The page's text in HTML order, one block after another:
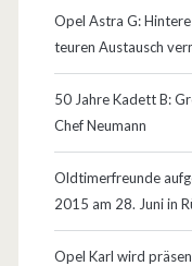
Opel Astra G:
teuren Austausch
50 Jahre Kadett B:
Chef Neumann
Oldtimerfreunde
2015 am 28. Juni in
Opel Karl wird